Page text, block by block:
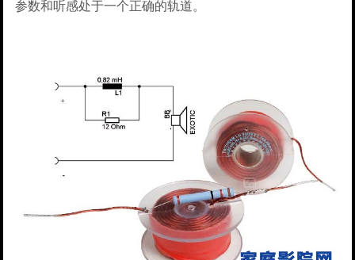
参数和听感处于一个正确的轨道。